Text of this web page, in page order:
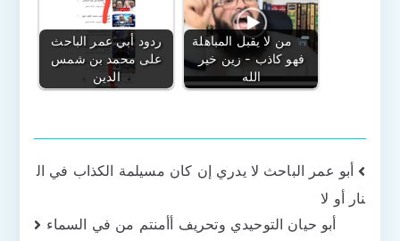
ردود أبي عمر الباحث
على محمد بن شمس
الدين
من لا يقبل المباهلة
فهو كاذب - زين خير
الله
تصفّح
المقالات
أبو عمر الباحث لا يدري إن كان مسيلمة الكذاب في ال
نار أو لا
أبو حيان التوحيدي وتحريف أأمنتم من في السماء